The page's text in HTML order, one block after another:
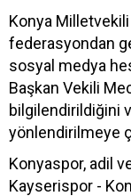
Konya
federasyondan
sosyal medya
Başkan Vekili
bilgilendirildiğini
yönlendirilmeye
Konyaspor, adil
Kayserispor -